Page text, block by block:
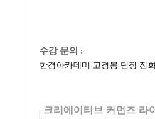
수강 문의 :
한경아카데미 고경봉 팀장 전
크리에이티브 커먼즈 라